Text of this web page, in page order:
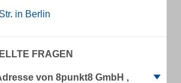
in Berlin
FRAGEN
von 8punkt8 GmbH ,